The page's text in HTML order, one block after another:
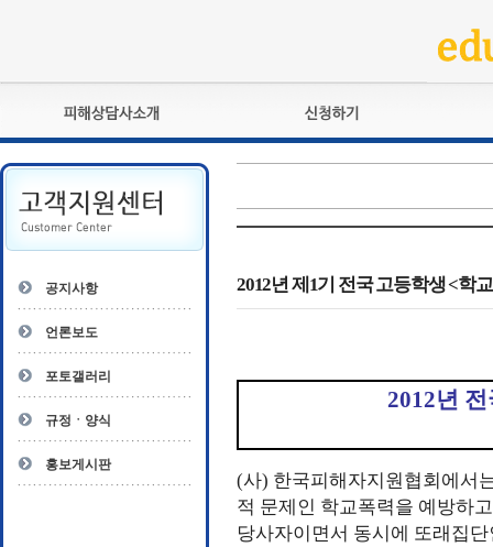
피해상담사란?
자격관리규정
상담사 자격증 확인
- 피해상담사 1급
- 전문수련감독자
- 전문수련기관
교육훈련
자격복원
공지사항
언론보도
포토갤러리
규정ㆍ양식
홍보게시판
2012년 제1기 전국 고등학생 <학
2012년
(사) 한국피해자지원협회에서
적 문제인 학교폭력을 예방하
당사자이면서 동시에 또래집